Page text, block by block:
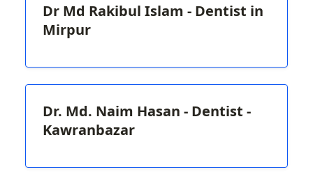
Dr Md Rakibul Islam - Dentist in
Mirpur
Dr. Md. Naim Hasan - Dentist -
Kawranbazar